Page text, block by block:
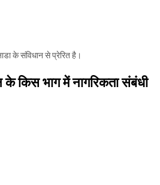
के संविधान से प्रेरित है।
के किस भाग में नागरिकता संबंधी